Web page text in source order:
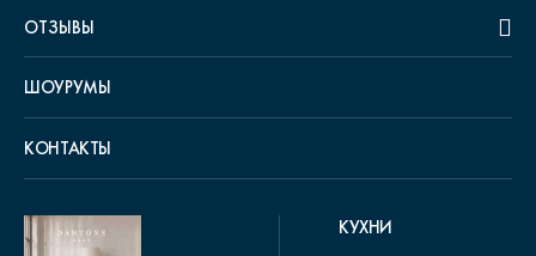
ОТЗЫВЫ
ШОУРУМЫ
КОНТАКТЫ
КУХНИ